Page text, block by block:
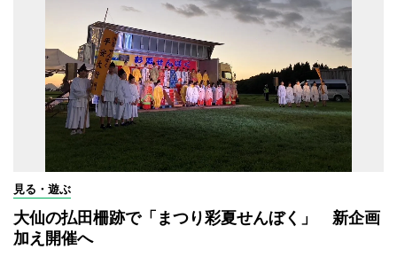
見る・遊ぶ
大仙の払田柵跡で「まつり彩夏せんぼく」 新企画
加え開催へ